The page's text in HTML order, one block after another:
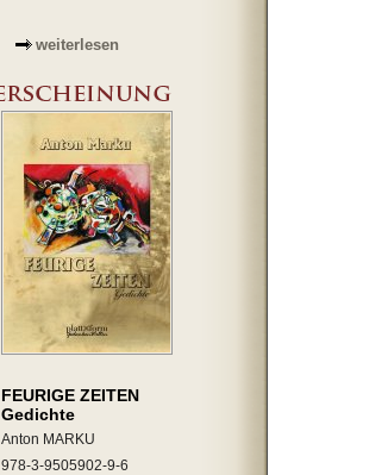
weiterlesen
FEURIGE ZEITEN
Gedichte
Anton MARKU
978-3-9505902-9-6